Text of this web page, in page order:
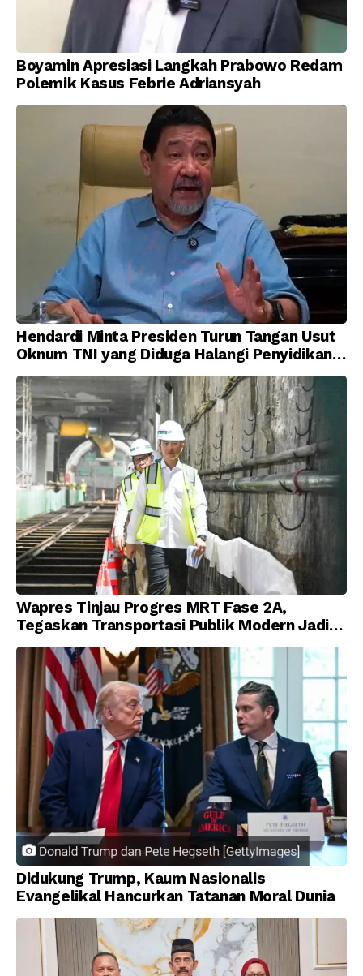
Boyamin Apresiasi Langkah Prabowo Redam
Polemik Kasus Febrie Adriansyah
Hendardi Minta Presiden Turun Tangan Usut
Oknum TNI yang Diduga Halangi Penyidikan
Korupsi
Wapres Tinjau Progres MRT Fase 2A,
Tegaskan Transportasi Publik Modern Jadi
Prioritas Nasional
Didukung Trump, Kaum Nasionalis
Evangelikal Hancurkan Tatanan Moral Dunia